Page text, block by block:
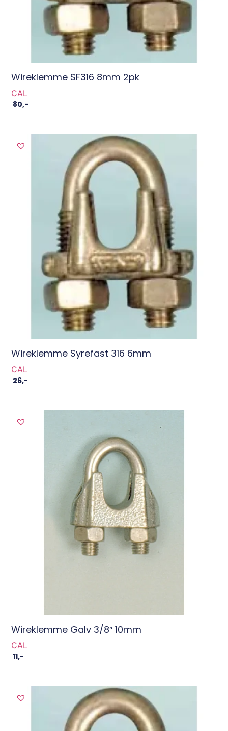
Wireklemme SF316 8mm 2pk
CAL
80,-
Wireklemme Syrefast 316 6mm
CAL
26,-
Wireklemme Galv 3/8″ 10mm
CAL
11,-